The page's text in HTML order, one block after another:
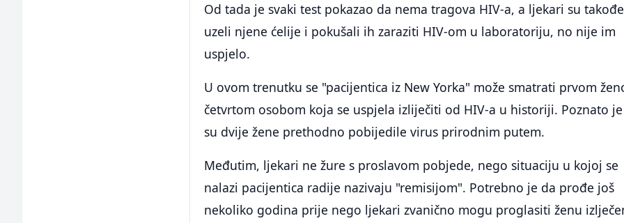
Od tada je svaki test pokazao da nema tragova HIV-a, a ljekari su
uzeli njene ćelije i pokušali ih zaraziti HIV-om u laboratoriju, no nije im
uspjelo.
U ovom trenutku se "pacijentica iz New Yorka" može smatrati prvom
četvrtom osobom koja se uspjela izliječiti od HIV-a u historiji. Poznato
su dvije žene prethodno pobijedile virus prirodnim putem.
Međutim, ljekari ne žure s proslavom pobjede, nego situaciju u kojoj se
nalazi pacijentica radije nazivaju "remisijom". Potrebno je da prođe još
nekoliko godina prije nego ljekari zvanično mogu proglasiti ženu